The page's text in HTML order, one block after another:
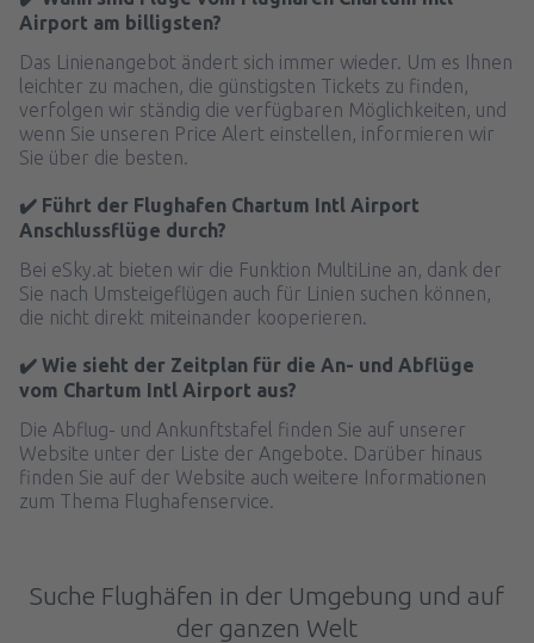
Airport am billigsten?
Das Linienangebot ändert sich immer wieder. Um es Ihnen
leichter zu machen, die günstigsten Tickets zu finden,
verfolgen wir ständig die verfügbaren Möglichkeiten, und
wenn Sie unseren Price Alert einstellen, informieren wir
Sie über die besten.
✔️ Führt der Flughafen Chartum Intl Airport
Anschlussflüge durch?
Bei eSky.at bieten wir die Funktion MultiLine an, dank der
Sie nach Umsteigeflügen auch für Linien suchen können,
die nicht direkt miteinander kooperieren.
✔️ Wie sieht der Zeitplan für die An- und Abflüge
vom Chartum Intl Airport aus?
Die Abflug- und Ankunftstafel finden Sie auf unserer
Website unter der Liste der Angebote. Darüber hinaus
finden Sie auf der Website auch weitere Informationen
zum Thema Flughafenservice.
Suche Flughäfen in der Umgebung und auf
der ganzen Welt